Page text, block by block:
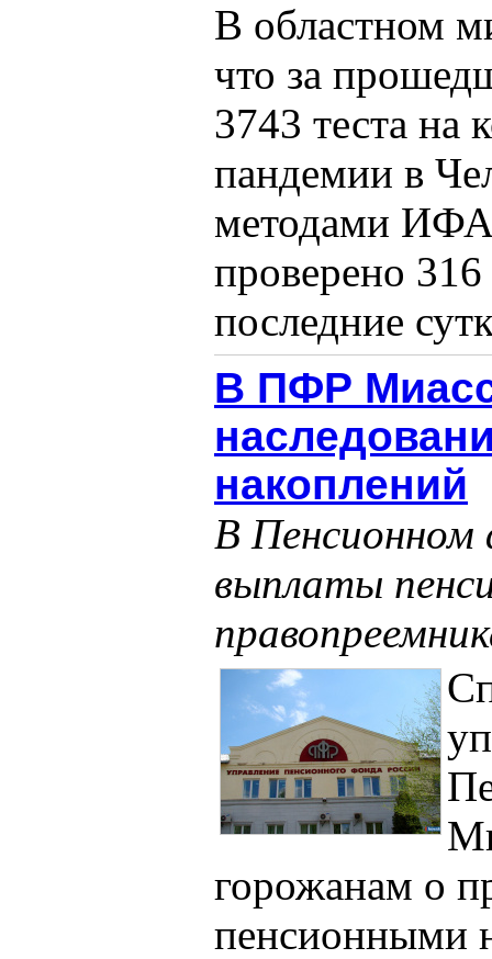
В областном
что за
3743 теста на
пандемии в
методами
проверено
последние
В ПФР
накоплений
В Пенсионном
выплаты
горожанам о
пенсионными